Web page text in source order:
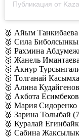
🥇 Айым Танкибаева
🥇 Сила
🥇 Рахмина
🥇 Жанель
🥇 Акнур
🥇 Толганай
🥇 Алина
🥇 Акбота
🥇 Мария Сидоренко
🥇 Зарина Толыбай
🥇 Куралай
🥇 Сабина